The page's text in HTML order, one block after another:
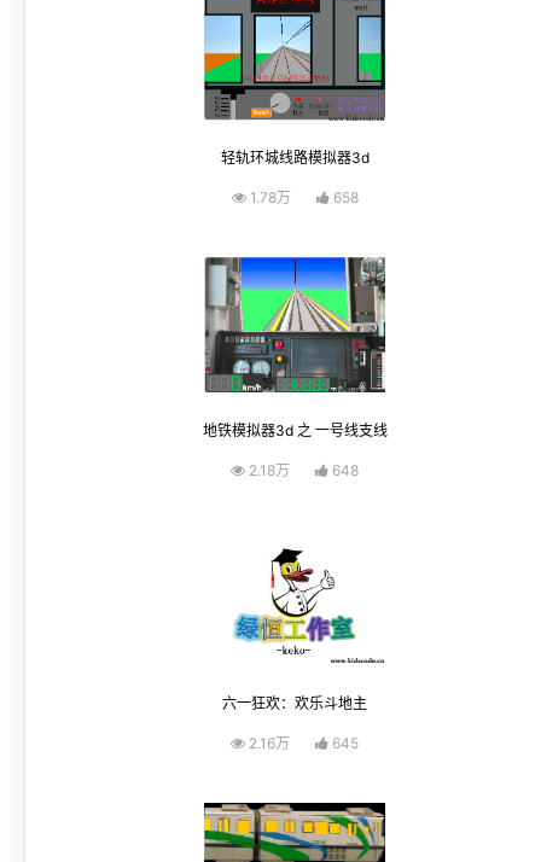
轻轨环城线路模拟器3d
1.78万 658
地铁模拟器3d 之 一号线支线
2.18万 648
六一狂欢：欢乐斗地主
2.16万 645